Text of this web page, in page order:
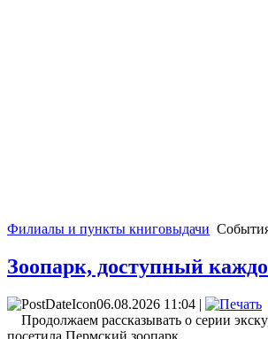
Филиалы и пункты книговыдачи
Зоопарк, доступный
06.08.2026 11:04 |
Продолжаем рассказывать о серии
посетила Пермский зоопарк.